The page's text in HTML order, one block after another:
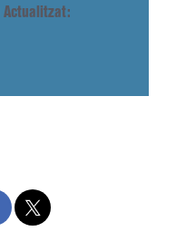
Actualitzat: